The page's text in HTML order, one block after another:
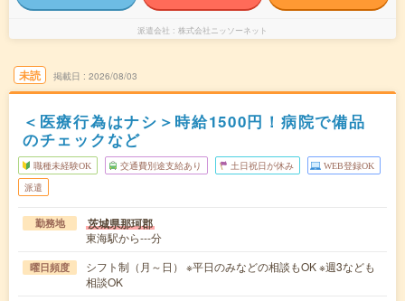
派遣会社 株式会社ニッソーネット
未読 掲載日 2026/08/03
＜医療行為はナシ＞時給1500円！病院で備品
のチェックなど
職種未経験OK 交通費別途支給あり 土日祝日が休み WEB登録OK
派遣
勤務地 茨城県那珂郡
東海駅から---分
曜日頻度
シフト制（月～日） ※平日のみなどの相談もOK ※週3なども
相談OK